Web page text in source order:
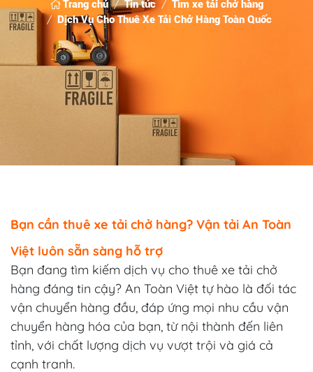
Trang chủ Tin tức
Tìm xe tải chở hàng
Dịch Vụ Cho Thuê Xe Tải Chở Hàng Toàn Quốc
Bạn cần thuê xe tải chở hàng? Vận tải An Toàn
Việt luôn sẵn sàng hỗ trợ
Bạn đang tìm kiếm dịch vụ cho thuê xe tải chở
hàng đáng tin cậy? An Toàn Việt tự hào là đối tác
vận chuyển hàng đầu, đáp ứng mọi nhu cầu vận
chuyển hàng hóa của bạn, từ nội thành đến liên
tỉnh, với chất lượng dịch vụ vượt trội và giá cả
cạnh tranh.